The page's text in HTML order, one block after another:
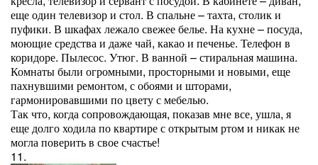
еще один телевизор и стол. В спальне – тахта, столик и
пуфики. В шкафах лежало свежее белье. На кухне – посуда,
моющие средства и даже чай, какао и печенье. Телефон в
коридоре. Пылесос. Утюг. В ванной – стиральная машина.
Комнаты были огромными, просторными и новыми, еще
пахнувшими ремонтом, с обоями и шторами,
гармонировавшими по цвету с мебелью.
Так что, когда сопровождающая, показав мне все, ушла, я
еще долго ходила по квартире с открытым ртом и никак не
могла поверить в свое счастье!
11.